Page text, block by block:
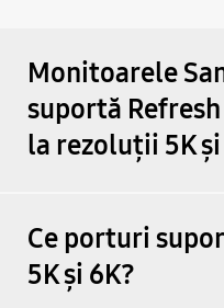
Minecraft
Nobody Wants
Octopath
Monitoarele
suportă
la rezoluții 5K și
Ce porturi
5K și 6K?